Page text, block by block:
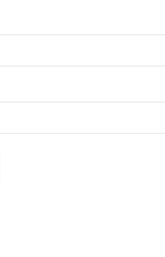
à Ayden pour son
de la Femme